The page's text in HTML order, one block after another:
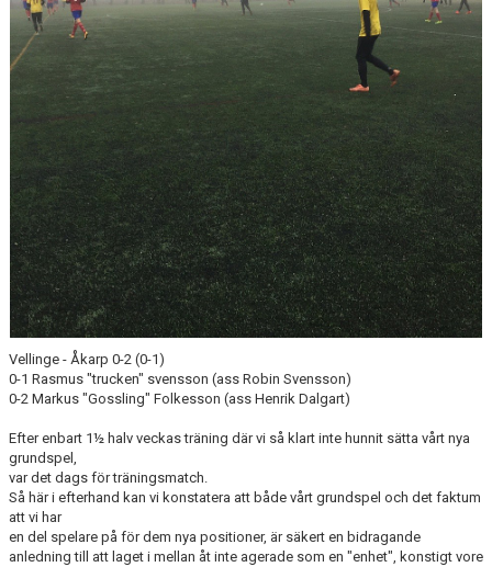
Vellinge - Åkarp 0-2 (0-1)
0-1 Rasmus "trucken" svensson (ass Robin Svensson)
0-2 Markus "Gossling" Folkesson (ass Henrik Dalgart)
Efter enbart 1½ halv veckas träning där vi så klart inte hunnit sätta vårt nya
grundspel,
var det dags för träningsmatch.
Så här i efterhand kan vi konstatera att både vårt grundspel och det faktum
att vi har
en del spelare på för dem nya positioner, är säkert en bidragande
anledning till att laget i mellan åt inte agerade som en "enhet", konstigt vore